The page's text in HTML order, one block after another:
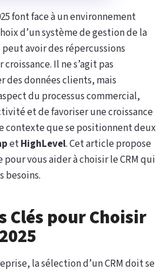
font face à un environnement
d’un système de gestion de la
avoir des répercussions
Il ne s’agit pas
des données clients, mais
du processus commercial,
et de favoriser une croissance
contexte que se positionnent deux
etHighLevel. Cet article propose
vous aider à choisir le CRM qui
besoins.
Clés pour Choisir
la sélection d’un CRM doit se